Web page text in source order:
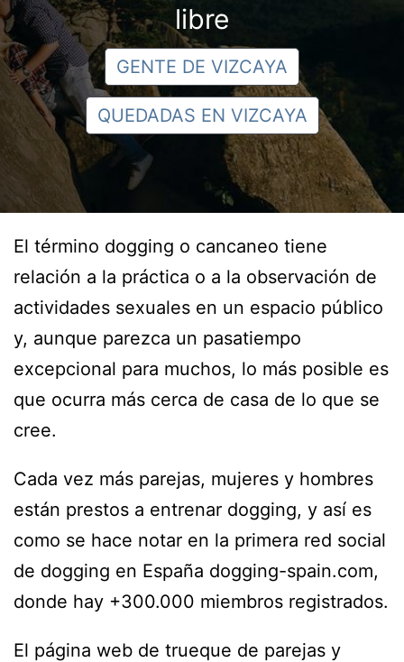
libre
GENTE DE VIZCAYA
QUEDADAS EN VIZCAYA
El término dogging o cancaneo tiene
relación a la práctica o a la observación de
actividades sexuales en un espacio público
y, aunque parezca un pasatiempo
excepcional para muchos, lo más posible es
que ocurra más cerca de casa de lo que se
cree.
Cada vez más parejas, mujeres y hombres
están prestos a entrenar dogging, y así es
como se hace notar en la primera red social
de dogging en España dogging-spain.com,
donde hay +300.000 miembros registrados.
El página web de trueque de parejas y